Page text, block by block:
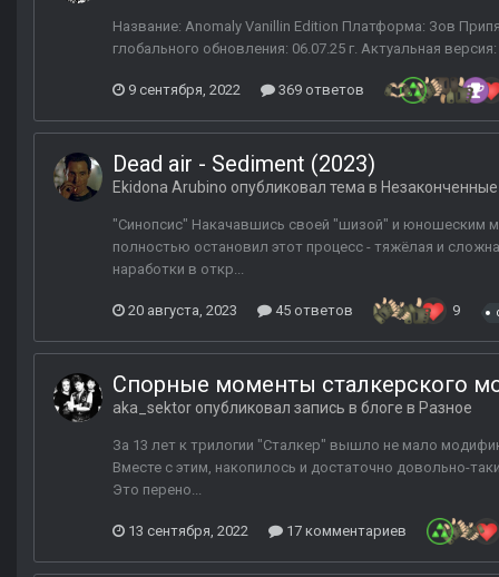
Название: Anomaly Vanillin Edition Платформа: Зов
глобального обновления: 06.07.25 г. Актуальная
9 сентября, 2022 369 ответов
Dead air - Sediment (2023)
Ekidona Arubino опубликовал тема в
"Синопсис" Накачавшись своей "шизой" и юношеским
полностью остановил этот процесс - тяжёлая и
наработки в откр...
20 августа, 2023 45 ответов 9
Спорные моменты сталкерского
aka_sektor опубликовал запись в блоге в Разное
За 13 лет к трилогии "Сталкер" вышло не мало
Вместе с этим, накопилось и достаточно довольно-
Это перено...
13 сентября, 2022 17 комментариев